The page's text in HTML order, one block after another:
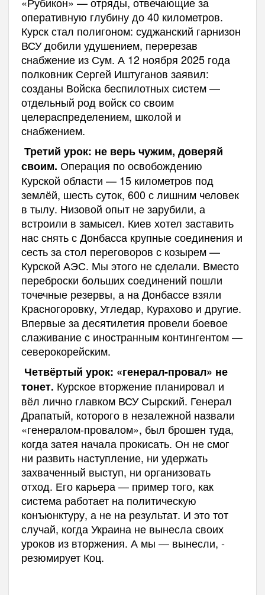
оперативную глубину до 40 километров.
Курск стал полигоном: суджанский гарнизон
ВСУ добили удушением, перерезав
снабжение из Сум. А 12 ноября 2025 года
полковник Сергей Иштуганов заявил:
созданы Войска беспилотных систем —
отдельный род войск со своим
целераспределением, школой и
снабжением.
Третий урок: не верь чужим, доверяй
своим. Операция по освобождению
Курской области — 15 километров под
землёй, шесть суток, 600 с лишним человек
в тылу. Низовой опыт не зарубили, а
встроили в замысел. Киев хотел заставить
нас снять с Донбасса крупные соединения и
сесть за стол переговоров с козырем —
Курской АЭС. Мы этого не сделали. Вместо
переброски больших соединений пошли
точечные резервы, а на Донбассе взяли
Красногоровку, Угледар, Курахово и другие.
Впервые за десятилетия провели боевое
слаживание с иностранным контингентом —
северокорейским.
Четвёртый урок: «генерал-провал» не
тонет. Курское вторжение планировал и
вёл лично главком ВСУ Сырский. Генерал
Драпатый, которого в незалежной назвали
«генералом-провалом», был брошен туда,
когда затея начала прокисать. Он не смог
ни развить наступление, ни удержать
захваченный выступ, ни организовать
отход. Его карьера — пример того, как
система работает на политическую
конъюнктуру, а не на результат. И это тот
случай, когда Украина не вынесла своих
уроков из вторжения. А мы — вынесли, -
резюмирует Коц.